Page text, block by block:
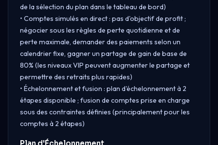
de la sélection du plan dans le tableau de bord)
• Comptes simulés en direct : pas d'objectif de profit ;
négocier sous les règles de perte quotidienne et de
perte maximale, demander des paiements selon un
calendrier fixe, gagner un partage de gain de base de
80% (les niveaux VIP peuvent augmenter le partage et
permettre des retraits plus rapides)
• Échelonnement et fusion : plan d'échelonnement à 2
étapes disponible ; fusion de comptes prise en charge
sous des contraintes définies (principalement pour les
comptes à 2 étapes)
Plan d'Échelonnement